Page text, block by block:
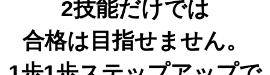
2技能だけでは
合格は目指せません。